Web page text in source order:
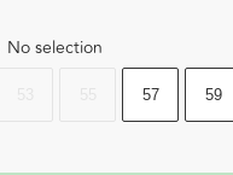
No selection
57 59